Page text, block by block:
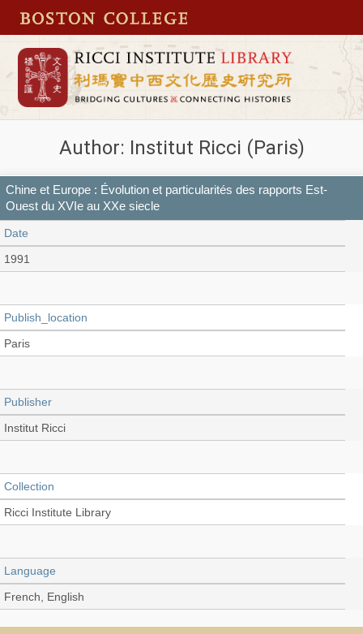
Author: Institut Ricci (Paris)
Chine et Europe : Évolution et particularités des rapports Est-
Ouest du XVIe au XXe siecle
Date
1991
Publish_location
Paris
Publisher
Institut Ricci
Collection
Ricci Institute Library
Language
French, English